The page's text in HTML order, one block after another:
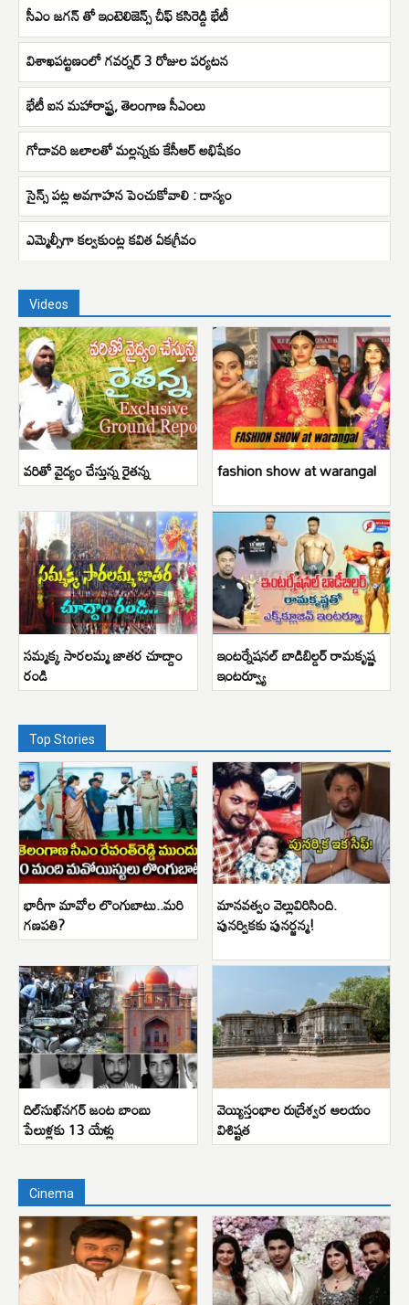
సీఎం జగన్ తో ఇంటెలిజెన్స్ చీఫ్ కసిరెడ్డి భేటీ
విశాఖపట్టణంలో గవర్నర్ 3 రోజుల పర్యటన
భేటీ ఐన మహారాష్ట్ర, తెలంగాణ సీఎంలు
గోదావరి జలాలతో మల్లన్నకు కేసీఆర్ అభిషేకం
సైన్స్ పట్ల అవగాహన పెంచుకోవాలి : దాస్యం
ఎమ్మెల్సీగా కల్వకుంట్ల కవిత ఏకగ్రీవం
Videos
వరితో వైద్యం చేస్తున్న రైతన్న fashion show at warangal
సమ్మక్క సారలమ్మ జాతర చూద్దాం
రండి
ఇంటర్నేషనల్ బాడిబిల్డర్ రామకృష్ణ
ఇంటర్వ్యూ
Top Stories
భారీగా మావోల లొంగుబాటు..మరి
గణపతి?
మానవత్వం వెల్లువిరిసింది.
పునర్వికకు పునర్జన్మ!
దిల్‌సుఖ్‌నగర్ జంట బాంబు
పేలుళ్లకు 13 యేళ్లు
వెయ్యిస్తంభాల రుద్రేశ్వర ఆలయం
విశిష్టత
Cinema